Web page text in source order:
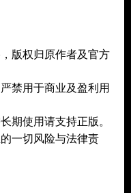
版权归原作者及官方
严禁用于商业及盈利用
期使用请支持正版。
一切风险与法律责